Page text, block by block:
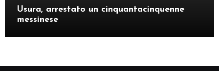
Usura, arrestato un cinquantacinquenne
messinese